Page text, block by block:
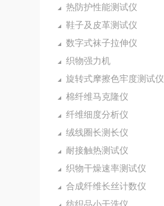
热防护性能测试仪
鞋子及皮革测试仪
数字式袜子拉伸仪
织物强力机
旋转式摩擦色牢度测试仪
棉纤维马克隆仪
纤维细度分析仪
绒线圈长测长仪
耐接触热测试仪
织物干燥速率测试仪
合成纤维长丝计数仪
纺织品小干洗仪